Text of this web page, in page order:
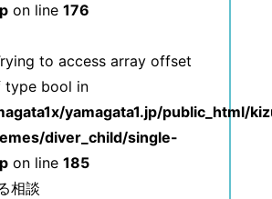
on line176
to access array offset
type bool in
yamagata1.jp/public_html/
diver_child/single-
on line185
相談